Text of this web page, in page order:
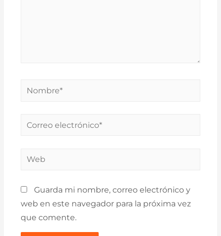
Nombre*
Correo
Web
Guarda mi nombre, correo electrónico y
web en este navegador para la próxima vez
que comente.